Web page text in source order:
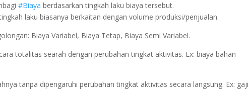
#Biaya berdasarkan tingkah laku biaya tersebut.
laku biasanya berkaitan dengan volume produksi/penjualan.
Biaya Variabel, Biaya Tetap, Biaya Semi Variabel.
totalitas searah dengan perubahan tingkat aktivitas. Ex: biaya bahan
tanpa dipengaruhi perubahan tingkat aktivitas secara langsung. Ex: gaji